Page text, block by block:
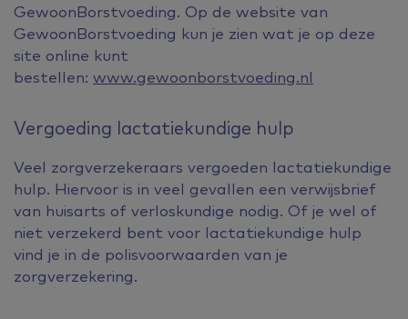
GewoonBorstvoeding. Op de website van
GewoonBorstvoeding kun je zien wat je op deze
site online kunt
bestellen: www.gewoonborstvoeding.nl
Vergoeding lactatiekundige hulp
Veel zorgverzekeraars vergoeden lactatiekundige
hulp. Hiervoor is in veel gevallen een verwijsbrief
van huisarts of verloskundige nodig. Of je wel of
niet verzekerd bent voor lactatiekundige hulp
vind je in de polisvoorwaarden van je
zorgverzekering.